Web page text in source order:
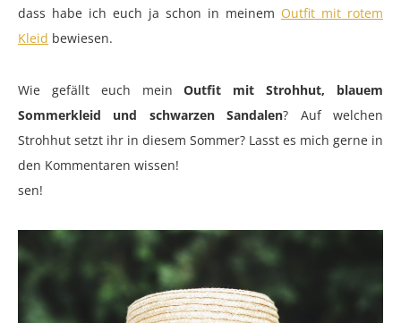
dass habe ich euch ja schon in meinem Outfit mit rotem
Kleid bewiesen.
Wie gefällt euch meinOutfit mit Strohhut, blauem
Sommerkleid und schwarzen Sandalen? Auf welchen
Strohhut setzt ihr in diesem Sommer? Lasst es mich gerne in
den Kommentaren wissen!
sen!